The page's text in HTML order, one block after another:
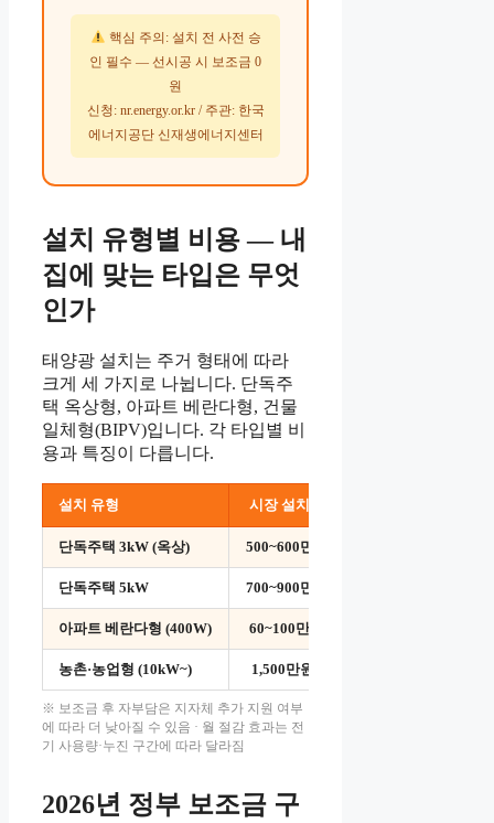
핵심 주의: 설치 전 사전 승
인 필수 — 선시공 시 보조금 0
원
신청: nr.energy.or.kr / 주관: 한국
에너지공단 신재생에너지센터
설치 유형별 비용 — 내
집에 맞는 타입은 무엇
인가
태양광 설치는 주거 형태에 따라
크게 세 가지로 나뉩니다. 단독주
택 옥상형, 아파트 베란다형, 건물
일체형(BIPV)입니다. 각 타입별 비
용과 특징이 다릅니다.
설치 유형 시장 설치비
단독주택 3kW (옥상) 500~600만원
단독주택 5kW 700~900만원
아파트 베란다형 (400W) 60~100만원
농촌·농업형 (10kW~) 1,500만원~
※ 보조금 후 자부담은 지자체 추가 지원 여부
에 따라 더 낮아질 수 있음 · 월 절감 효과는 전
기 사용량·누진 구간에 따라 달라짐
2026년 정부 보조금 구